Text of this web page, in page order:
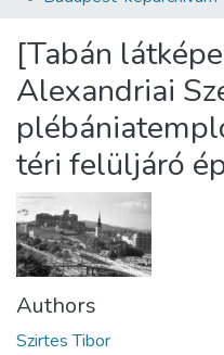
Statistics
About us
[Tabán
Alexandriai
téri felüljáró
Authors
Szirtes Tibor